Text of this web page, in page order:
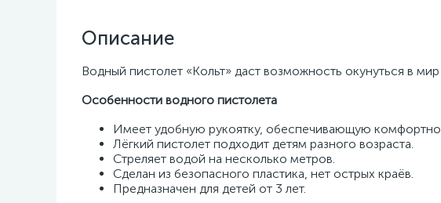
Описание
Водный пистолет «Кольт» даст возможность окунуться в
Особенности водного пистолета
Имеет удобную рукоятку, обеспечивающую
Лёгкий пистолет подходит детям разного возраста.
Стреляет водой на несколько метров.
Сделан из безопасного пластика, нет острых краёв.
Предназначен для детей от 3 лет.